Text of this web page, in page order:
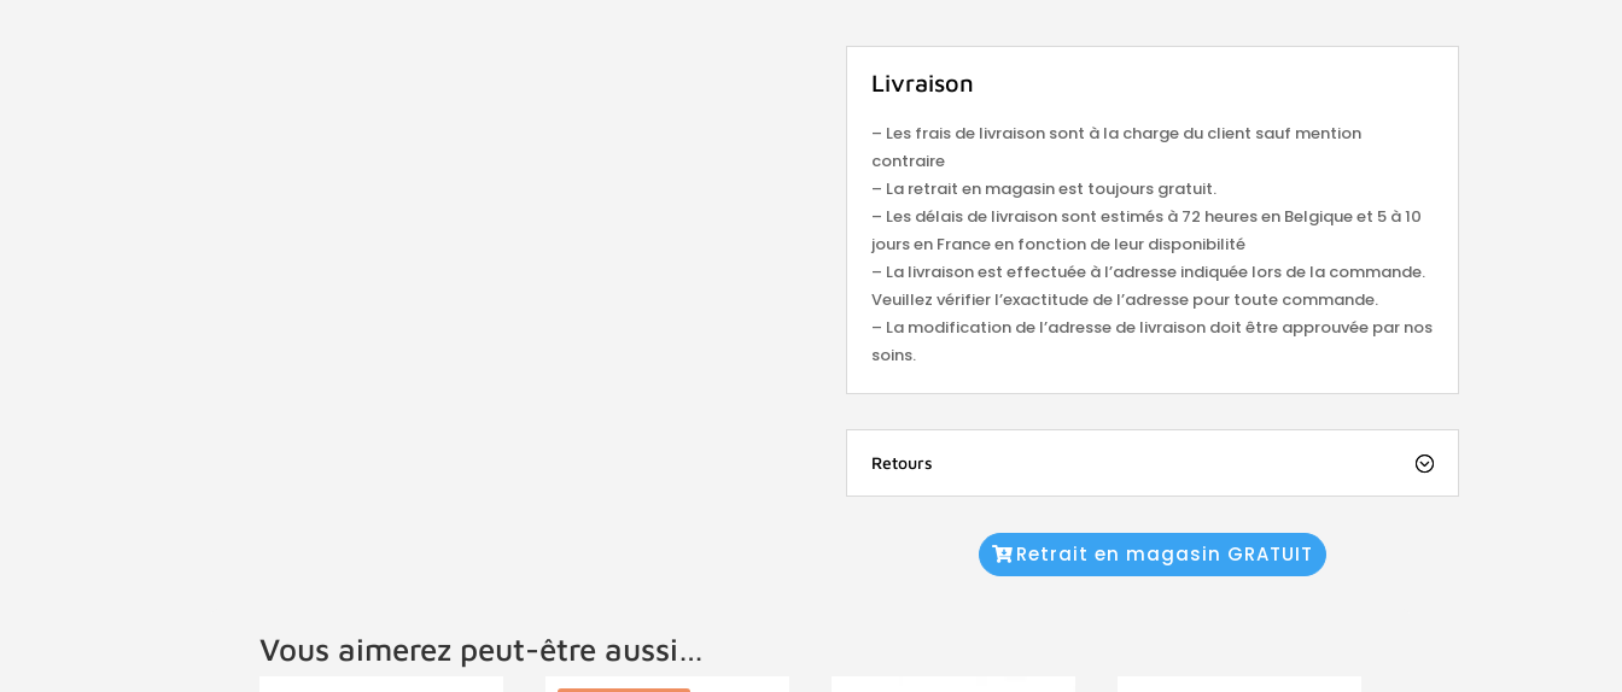
Livraison
– Les frais de livraison sont à la charge du client sauf mention
contraire
– La retrait en magasin est toujours gratuit.
– Les délais de livraison sont estimés à 72 heures en Belgique et 5 à 10
jours en France en fonction de leur disponibilité
– La livraison est effectuée à l’adresse indiquée lors de la commande.
Veuillez vérifier l’exactitude de l’adresse pour toute commande.
– La modification de l’adresse de livraison doit être approuvée par nos
soins.
Retours
Retrait en magasin GRATUIT
Vous aimerez peut-être aussi…